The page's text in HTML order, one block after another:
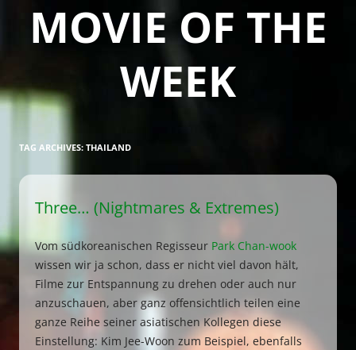
MOVIE OF THE
WEEK
TAG ARCHIVES: THAILAND
Three… (Nightmares & Extremes)
Vom südkoreanischen Regisseur Park Chan-wook
wissen wir ja schon, dass er nicht viel davon hält,
Filme zur Entspannung zu drehen oder auch nur
anzuschauen, aber ganz offensichtlich teilen eine
ganze Reihe seiner asiatischen Kollegen diese
Einstellung: Kim Jee-Woon zum Beispiel, ebenfalls